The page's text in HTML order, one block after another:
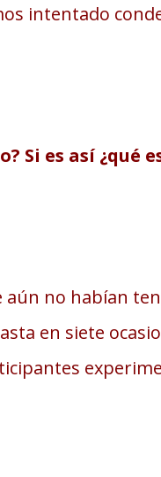
intentado
Si es así
no habían
en siete